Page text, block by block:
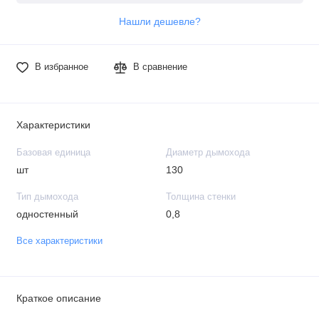
Нашли дешевле?
В избранное В сравнение
Характеристики
Базовая единица
шт
Диаметр дымохода
130
Тип дымохода
одностенный
Толщина стенки
0,8
Все характеристики
Краткое описание